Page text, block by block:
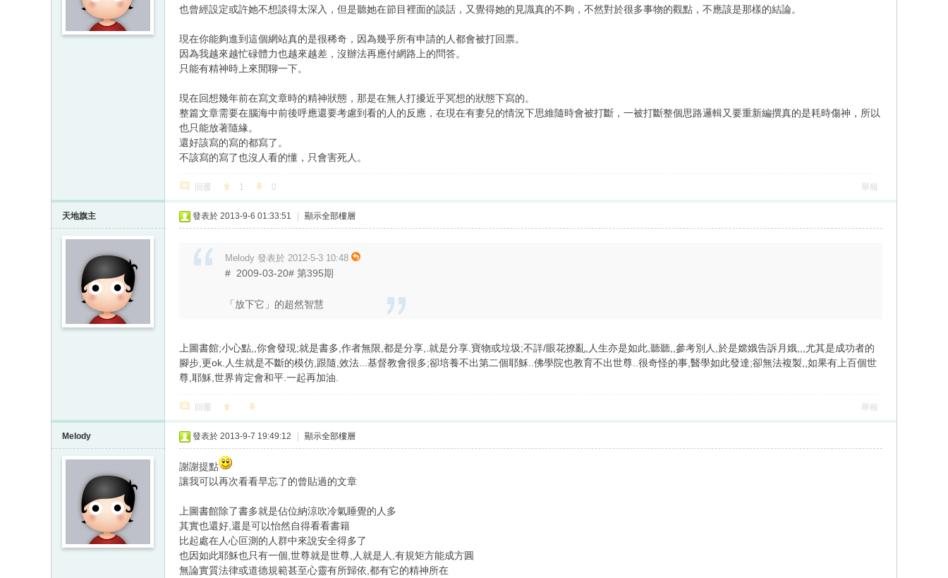
也曾經設定或許她不想談得太深入，但是聽她在節目裡面的談話，又覺得她的見識真的不夠，不然對於很多事物的觀點，不應該是那樣的結論。
現在你能夠進到這個網站真的是很稀奇，因為幾乎所有申請的人都會被打回票。
因為我越來越忙碌體力也越來越差，沒辦法再應付網路上的問答。
只能有精神時上來閒聊一下。
現在回想幾年前在寫文章時的精神狀態，那是在無人打擾近乎冥想的狀態下寫的。
整篇文章需要在腦海中前後呼應還要考慮到看的人的反應，在現在有妻兒的情況下思維隨時會被打斷，一被打斷整個思路邏輯又要重新編撰真的是耗時傷神，所以
也只能放著隨緣。
還好該寫的寫的都寫了。
不該寫的寫了也沒人看的懂，只會害死人。
回覆 1 0 舉報
天地旗主 發表於 2013-9-6 01:33:51 顯示全部樓層
Melody 發表於 2012-5-3 10:48
# 2009-03-20# 第395期
「放下它」的超然智慧
上圖書館;小心點,,你會發現;就是書多,作者無限,都是分享,.就是分享.寶物或垃圾;不詳/眼花撩亂,人生亦是如此,聽聽,,參考別人,於是嫦娥告訴月娥,,,尤其是成功者的
腳步,更ok.人生就是不斷的模仿,跟隨,效法...基督教會很多;卻培養不出第二個耶穌..佛學院也教育不出世尊..很奇怪的事,醫學如此發達;卻無法複製,,如果有上百個世
尊,耶穌,世界肯定會和平.一起再加油.
回覆 舉報
Melody 發表於 2013-9-7 19:49:12 顯示全部樓層
謝謝提點
讓我可以再次看看早忘了的曾貼過的文章
上圖書館除了書多就是佔位納涼吹冷氣睡覺的人多
其實也還好,還是可以怡然自得看看書籍
比起處在人心叵測的人群中來說安全得多了
也因如此耶穌也只有一個,世尊就是世尊,人就是人,有規矩方能成方圓
無論實質法律或道德規範甚至心靈有所歸依,都有它的精神所在